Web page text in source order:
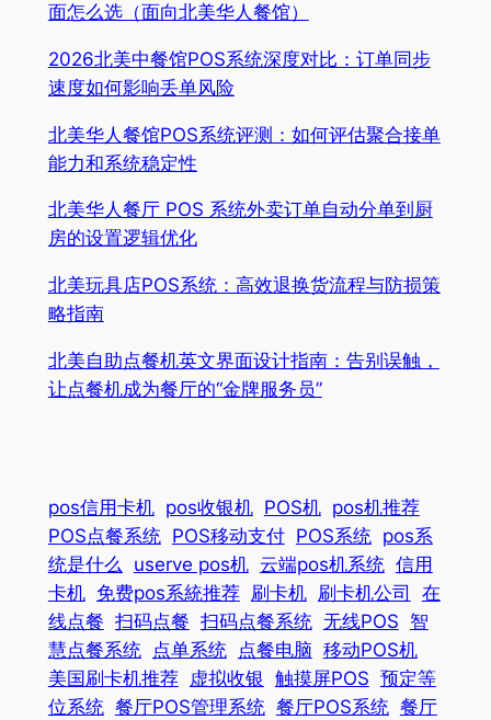
面怎么选（面向北美华人餐馆）
2026北美中餐馆POS系统深度对比：订单同步
速度如何影响丢单风险
北美华人餐馆POS系统评测：如何评估聚合接单
能力和系统稳定性
北美华人餐厅 POS 系统外卖订单自动分单到厨
房的设置逻辑优化
北美玩具店POS系统：高效退换货流程与防损策
略指南
北美自助点餐机英文界面设计指南：告别误触，
让点餐机成为餐厅的“金牌服务员”
pos信用卡机 pos收银机 POS机 pos机推荐
POS点餐系统 POS移动支付 POS系统 pos系
统是什么 userve pos机 云端pos机系统 信用
卡机 免费pos系統推荐 刷卡机 刷卡机公司
在
线点餐 扫码点餐 扫码点餐系统 无线POS 智
慧点餐系统
点单系统 点餐电脑 移动POS机
美国刷卡机推荐 虚拟收银 触摸屏POS 预定等
位系统 餐厅POS管理系统 餐厅POS系统 餐厅